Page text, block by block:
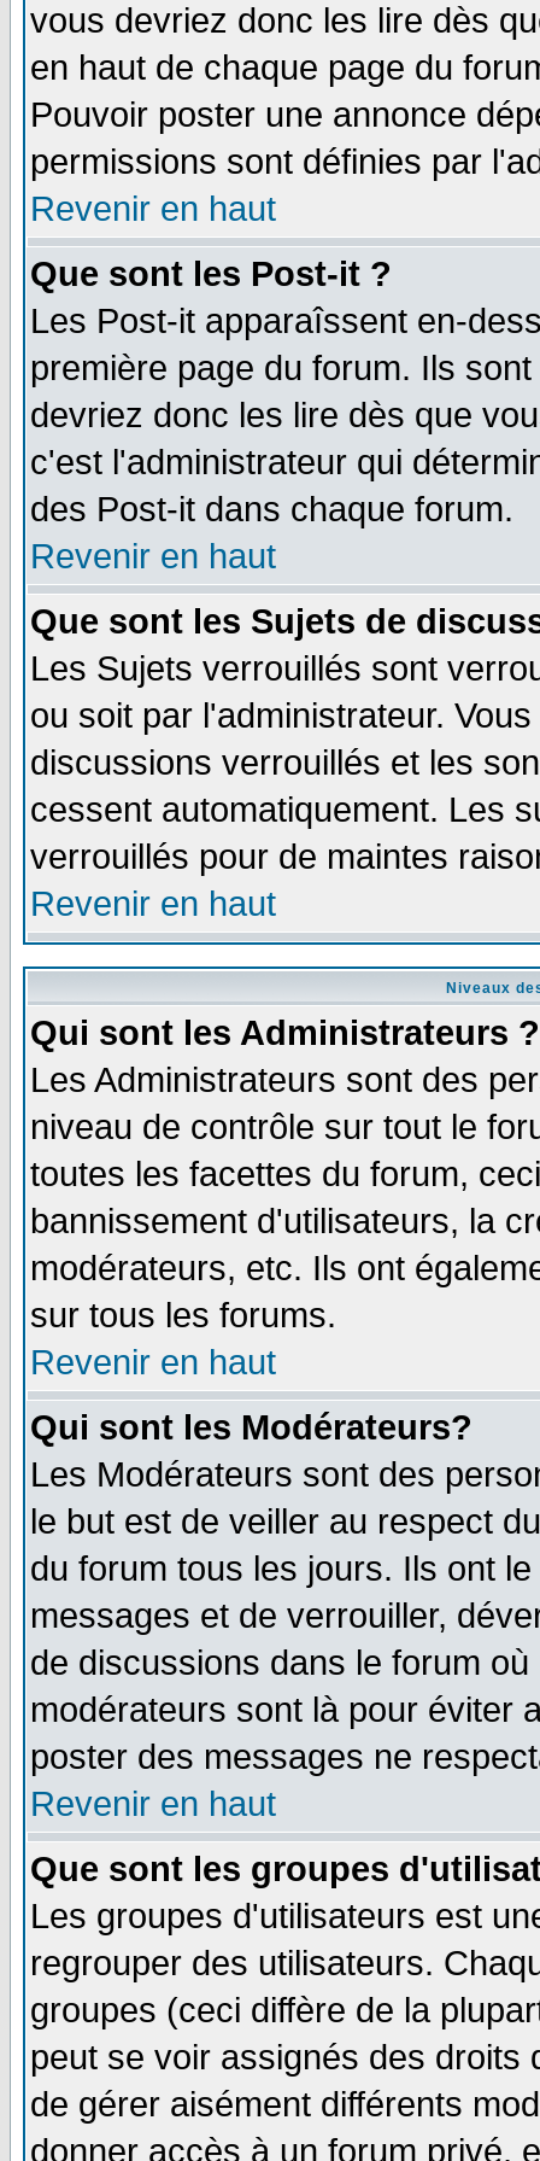
vous devriez donc les lire dès
en haut de chaque page du
Pouvoir poster une annonce
permissions sont définies par
Revenir en haut
Que sont les Post-it ?
Les Post-it apparaîssent en-
première page du forum. Ils
devriez donc les lire dès que
c'est l'administrateur qui
des Post-it dans chaque forum.
Revenir en haut
Que sont les Sujets de
Les Sujets verrouillés sont
ou soit par l'administrateur.
discussions verrouillés et les
cessent automatiquement. Les
verrouillés pour de maintes
Revenir en haut
Niveaux
Qui sont les Administrateurs ?
Les Administrateurs sont des
niveau de contrôle sur tout le
toutes les facettes du forum,
bannissement d'utilisateurs, la
modérateurs, etc. Ils ont
sur tous les forums.
Revenir en haut
Qui sont les Modérateurs?
Les Modérateurs sont des
le but est de veiller au respect
du forum tous les jours. Ils ont
messages et de verrouiller,
de discussions dans le forum
modérateurs sont là pour éviter
poster des messages ne
Revenir en haut
Que sont les groupes
Les groupes d'utilisateurs est
regrouper des utilisateurs.
groupes (ceci diffère de la
peut se voir assignés des
de gérer aisément différents
donner accès à un forum privé,